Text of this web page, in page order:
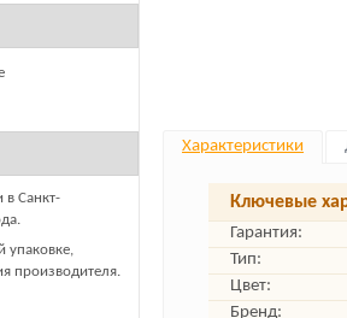
в Санкт-
упаковке,
производителя.
Характеристики
Ключевые
Гарантия:
Тип:
Цвет:
Бренд: